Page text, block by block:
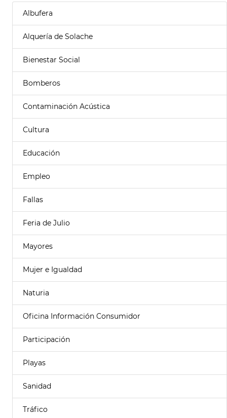
Albufera
Alquería de Solache
Bienestar Social
Bomberos
Contaminación Acústica
Cultura
Educación
Empleo
Fallas
Feria de Julio
Mayores
Mujer e Igualdad
Naturia
Oficina Información Consumidor
Participación
Playas
Sanidad
Tráfico